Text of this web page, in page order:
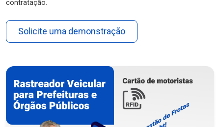
contratação.
Solicite uma demonstração